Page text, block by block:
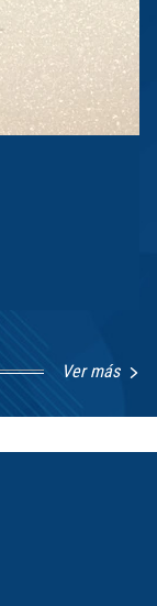
Ver más